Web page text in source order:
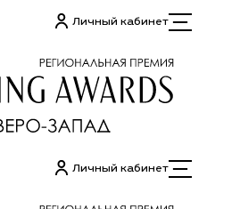
Личный кабинет
Личный кабинет